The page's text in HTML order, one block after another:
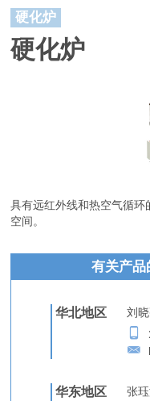
硬化炉
硬化炉
具有远红外线和热空气循
空间。
有关产品
华北地区
刘
华东地区
张